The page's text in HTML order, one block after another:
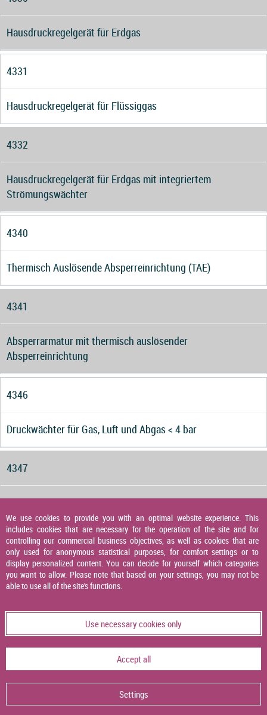
Hausdruckregelgerät für Erdgas
4331
Hausdruckregelgerät für Flüssiggas
4332
Hausdruckregelgerät für Erdgas mit integriertem
Strömungswächter
4340
Thermisch Auslösende Absperreinrichtung (TAE)
4341
Absperrarmatur mit thermisch auslösender
Absperreinrichtung
4346
Druckwächter für Gas, Luft und Abgas < 4 bar
4347
Druckwächter für Gas, Luft und Abgas
4348
Druckaufnehmer
4349
Temperaturaufnehmer
4356
We use cookies to provide you with an optimal website experience. This
includes cookies that are necessary for the operation of the site and for
controlling our commercial business objectives, as well as cookies that are
only used for anonymous statistical purposes, for comfort settings or to
display personalized content. You can decide for yourself which categories
you want to allow. Please note that based on your settings, you may not be
able to use all of the site's functions.
Use necessary cookies only
Accept all
Settings